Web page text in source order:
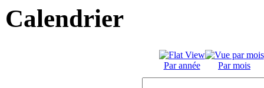
Calendrier
Par année Par mois